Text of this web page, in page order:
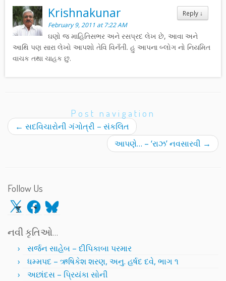
Reply ↓
Krishnakunar
February 9, 2011 at 7:22 AM
ઘણો જ માહિતિસભર અને રસપ્રદ લેખ છે, આવા અને
આથિ પણ સારા લેખો આપશો તેવિ વિનઁતી. હુ આપના બ્લોગ નો નિયમિત
વાચક તથા ચાહક છુ.
Post navigation
← સદવિચારોની ગંગોત્રી – સંકલિત
આપણે… – ‘રાઝ’ નવસારવી →
Follow Us
X Facebook
Bluesky
નવી કૃતિઓ…
સર્જન સાહેબ – દીપિકાબા પરમાર
ધમ્મપદ – ઋષિકેશ શરણ, અનુ. હર્ષદ દવે, ભાગ ૧
અછાંદસ – પ્રિયંકા સોની